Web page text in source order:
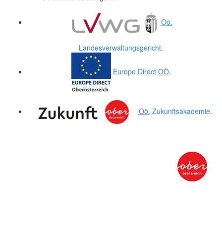
Oö.
Landesverwaltungsgericht.
Europe Direct OÖ.
Oö. Zukunftsakademie.